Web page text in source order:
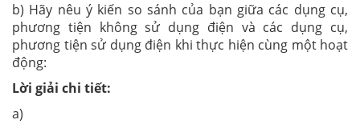
b) Hãy nêu ý kiến so sánh của bạn giữa các dụng cụ,
phương tiện không sử dụng điện và các dụng cụ,
phương tiện sử dụng điện khi thực hiện cùng một hoạt
động:
Lời giải chi tiết:
a)